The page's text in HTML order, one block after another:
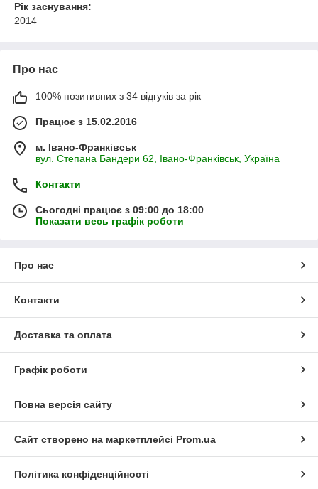
Рік заснування:
2014
Про нас
100% позитивних з 34 відгуків за рік
Працює з 15.02.2016
м. Івано-Франківськ
вул. Степана Бандери 62, Івано-Франківськ, Україна
Контакти
Сьогодні працює з 09:00 до 18:00
Показати весь графік роботи
Про нас
Контакти
Доставка та оплата
Графік роботи
Повна версія сайту
Сайт створено на маркетплейсі Prom.ua
Політика конфіденційності